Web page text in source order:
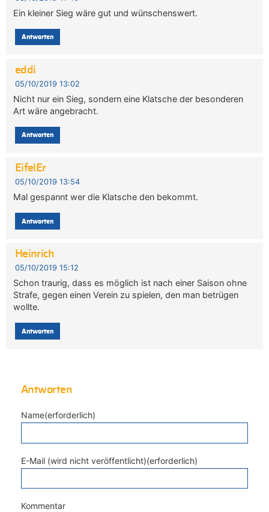
Ein kleiner Sieg wäre gut und wünschenswert.
Antworten
eddi
05/10/2019 13:02
Nicht nur ein Sieg, sondern eine Klatsche der besonderen
Art wäre angebracht.
Antworten
EifelEr
05/10/2019 13:54
Mal gespannt wer die Klatsche den bekommt.
Antworten
Heinrich
05/10/2019 15:12
Schon traurig, dass es möglich ist nach einer Saison ohne
Strafe, gegen einen Verein zu spielen, den man betrügen
wollte.
Antworten
Antworten
Name(erforderlich)
E-Mail (wird nicht veröffentlicht)(erforderlich)
Kommentar